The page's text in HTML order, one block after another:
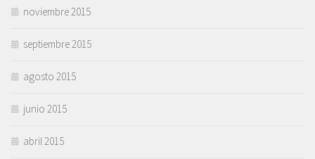
noviembre 2015
septiembre 2015
agosto 2015
junio 2015
abril 2015